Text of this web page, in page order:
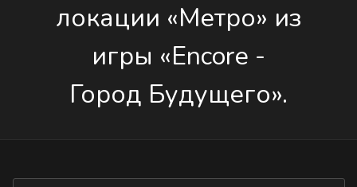
локации «Метро» из
игры «Encore -
Город Будущего».